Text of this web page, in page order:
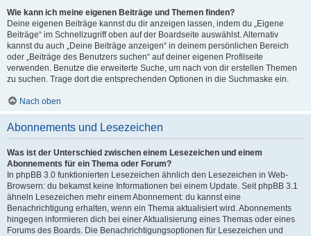
Wie kann ich meine eigenen Beiträge und Themen finden?
Deine eigenen Beiträge kannst du dir anzeigen lassen, indem du „Eigene
Beiträge“ im Schnellzugriff oben auf der Boardseite auswählst. Alternativ
kannst du auch „Deine Beiträge anzeigen“ in deinem persönlichen Bereich
oder „Beiträge des Benutzers suchen“ auf deiner eigenen Profilseite
verwenden. Benutze die erweiterte Suche, um nach von dir erstellen Themen
zu suchen. Trage dort die entsprechenden Optionen in die Suchmaske ein.
Nach oben
Abonnements und Lesezeichen
Was ist der Unterschied zwischen einem Lesezeichen und einem
Abonnements für ein Thema oder Forum?
In phpBB 3.0 funktionierten Lesezeichen ähnlich den Lesezeichen in Web-
Browsern: du bekamst keine Informationen bei einem Update. Seit phpBB 3.1
ähneln Lesezeichen mehr einem Abonnement: du kannst eine
Benachrichtigung erhalten, wenn ein Thema aktualisiert wird. Abonnements
hingegen informieren dich bei einer Aktualisierung eines Themas oder eines
Forums des Boards. Die Benachrichtigungsoptionen für Lesezeichen und